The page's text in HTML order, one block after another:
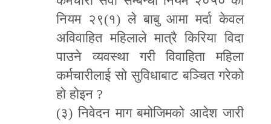
नियम २९(१) ले बाबु आमा मर्दा केवल
अविवाहित महिलाले मात्रै किरिया विदा
पाउने व्यवस्था गरी विवाहिता महिला
कर्मचारीलाई सो सुविधाबाट बञ्चित गरेको
हो होइन ?
(३) निवेदन माग बमोजिमको आदेश जारी